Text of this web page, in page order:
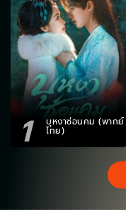
1 บุหงาซ่อนคม (พากย์
ไทย)